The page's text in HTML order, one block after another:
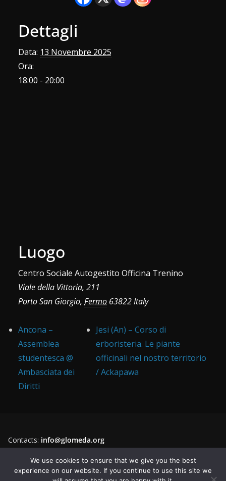
Dettagli
Data: 13 Novembre 2025
Ora:
18:00 - 20:00
Luogo
Centro Sociale Autogestito Officina Trenino
Viale della Vittoria, 211
Porto San Giorgio, Fermo 63822Italy
Ancona –
Assemblea
studentesca @
Ambasciata dei
Diritti
Jesi (An) – Corso di
erboristeria. Le piante
officinali nel nostro territorio
/ Ackapawa
Contacts: info@glomeda.org
Instagram
Facebook
YouTube
Twitter
We use cookies to ensure that we give you the best
experience on our website. If you continue to use this site we